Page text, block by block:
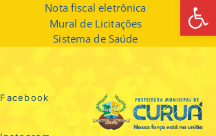
Nota fiscal eletrônica
Mural de Licitações
Sistema de Saúde
Facebook